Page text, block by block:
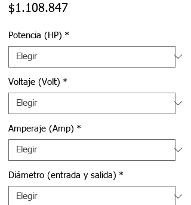
$1.108.847Precio
Potencia (HP) *
Voltaje (Volt) *
Amperaje (Amp) *
Diámetro (entrada y salida) *